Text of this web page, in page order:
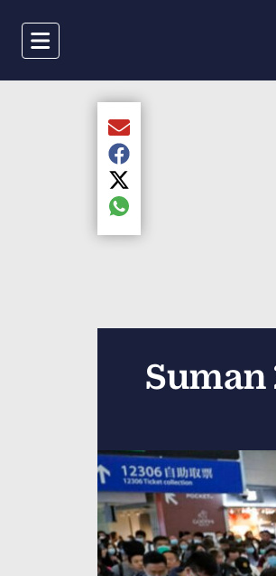
Menu
Compartir el artículo
Compartir el artículo
Compartir el artículo
Compartir el artículo